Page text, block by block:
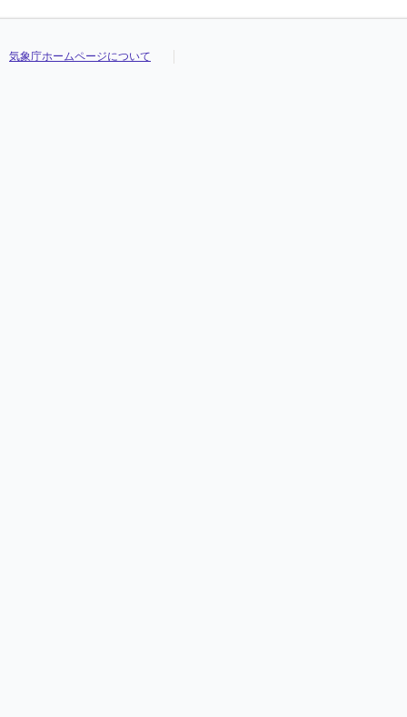
気象庁ホームページについて